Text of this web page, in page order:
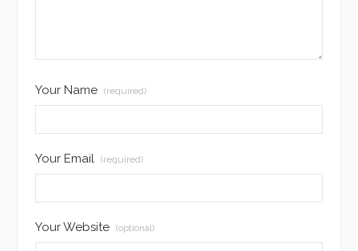
Your Name (required)
Your Email (required)
Your Website (optional)